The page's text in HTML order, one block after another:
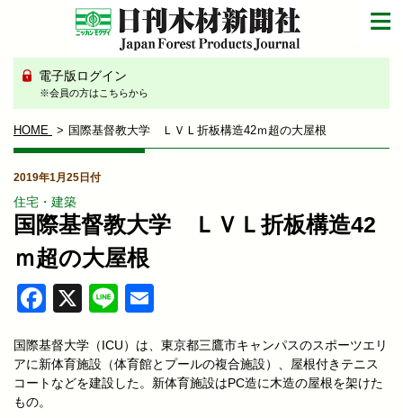
電子版ログイン
※会員の方はこちらから
HOME 国際基督教大学 ＬＶＬ折板構造42ｍ超の大屋根
2019年1月25日付
住宅・建築
国際基督教大学 ＬＶＬ折板構造42
ｍ超の大屋根
Facebook
X Line
国際基督大学（ICU）は、東京都三鷹市キャンパスのスポーツエリ
アに新体育施設（体育館とプールの複合施設）、屋根付きテニス
コートなどを建設した。新体育施設はPC造に木造の屋根を架けた
もの。